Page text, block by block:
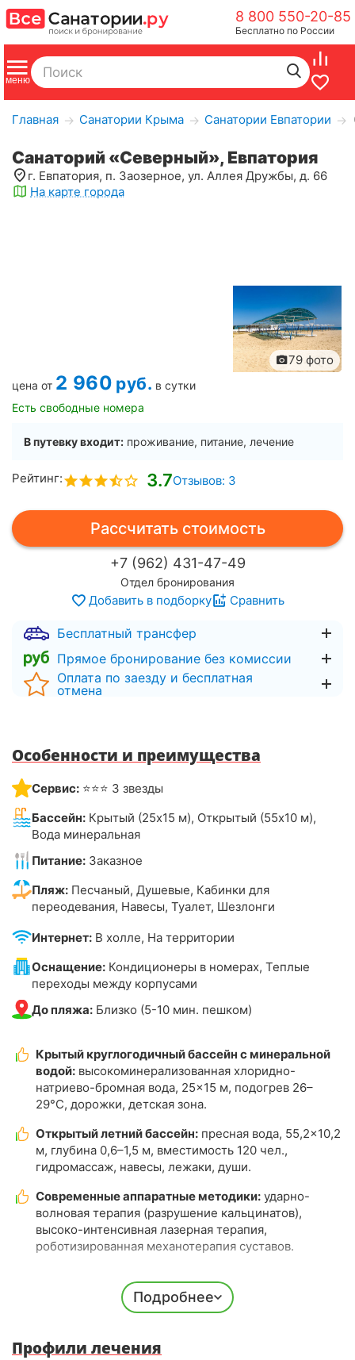
8 800 550-20-85
Бесплатно по России
Главная → Санатории Крыма → Санатории Евпатории →
Санаторий «Северный», Евпатория
г. Евпатория, п. Заозерное, ул. Аллея Дружбы, д. 66
На карте города
79 фото
цена от 2 960 руб. в сутки
Есть свободные номера
В путевку входит: проживание, питание, лечение
Рейтинг: 3.7Отзывов: 3
Рассчитать стоимость
+7 (962) 431-47-49
Отдел бронирования
Добавить в подборку Сравнить
Бесплатный трансфер
Прямое бронирование без комиссии
Оплата по заезду и бесплатная
отмена
Особенности и преимущества
Сервис: ⭐⭐⭐ 3 звезды
Бассейн: Крытый (25х15 м), Открытый (55х10 м),
Вода минеральная
Питание: Заказное
Пляж: Песчаный, Душевые, Кабинки для
переодевания, Навесы, Туалет, Шезлонги
Интернет: В холле, На территории
Оснащение: Кондиционеры в номерах, Теплые
переходы между корпусами
До пляжа: Близко (5-10 мин. пешком)
Крытый круглогодичный бассейн с минеральной
водой: высокоминерализованная хлоридно-
натриево-бромная вода, 25×15 м, подогрев 26–
29°C, дорожки, детская зона.
Открытый летний бассейн: пресная вода, 55,2×10,2
м, глубина 0,6–1,5 м, вместимость 120 чел.,
гидромассаж, навесы, лежаки, души.
Современные аппаратные методики: ударно-
волновая терапия (разрушение кальцинатов),
высоко-интенсивная лазерная терапия,
роботизированная механотерапия суставов.
Магнитостимуляция на «Авантрон-
корпоральная стимуляция мышц тазового дна
нарушений и сексуальной дисфункции.
Подробнее
Профили лечения